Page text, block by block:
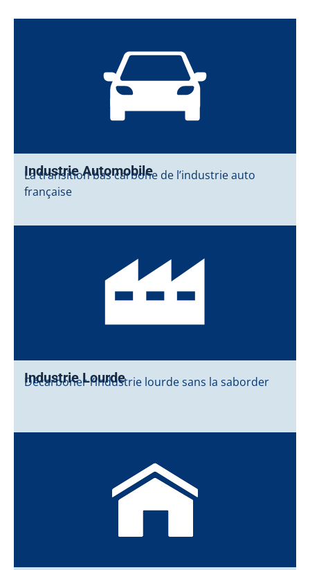
Industrie Automobile
La transition bas carbone de l’industrie auto
française
Industrie Lourde
Décarboner l’industrie lourde sans la saborder